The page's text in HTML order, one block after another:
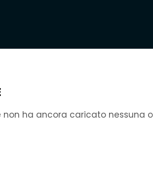
non ha ancora caricato nessuna